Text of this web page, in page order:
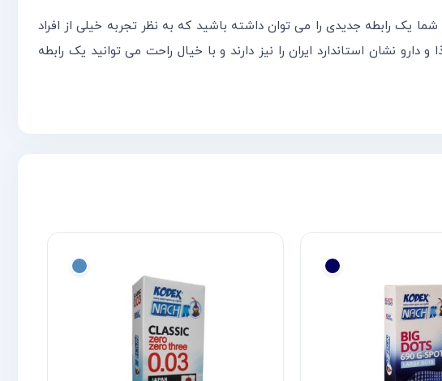
یک رابطه جدیدی را می توان داشته باشید که به نظر تجربه خیلی از افراد
و دارو نشان استاندارد ایران را نیز دارند و با خیال راحت می توانید یک رابطه